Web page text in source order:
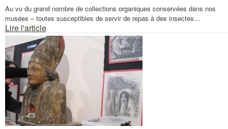
Chapeau
Au vu du grand nombre de collections organiques conservées dans nos
musées – toutes susceptibles de servir de repas à des insectes…
Lire l'article
Visuel
actualités